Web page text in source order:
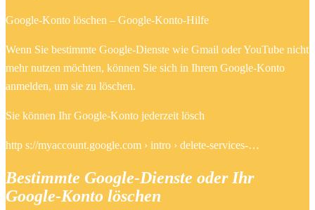
Google-Konto löschen – Google-Konto-Hilfe
Wenn Sie bestimmte Google-Dienste wie Gmail oder YouTube nicht
mehr nutzen möchten, können Sie sich in Ihrem Google-Konto
anmelden, um sie zu löschen.
Sie können Ihr Google-Konto jederzeit lösch
http s://myaccount.google.com › intro › delete-services-…
Bestimmte Google-Dienste oder Ihr
Google-Konto löschen